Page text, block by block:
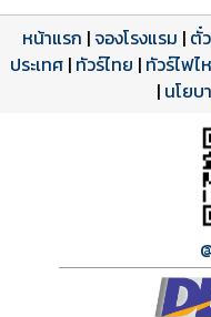
โปรแกรมทัวร์
รีวิวลูกค้าจริง
รีวิวจาก
ใบอนุญาตนำเที่ยว
เลขที่ 11/11450
หน้าแรก |จองโรงแรม | ตั๋
ประเทศ | ทัวร์ไทย | ทัวร์ไฟไ
| นโยบ